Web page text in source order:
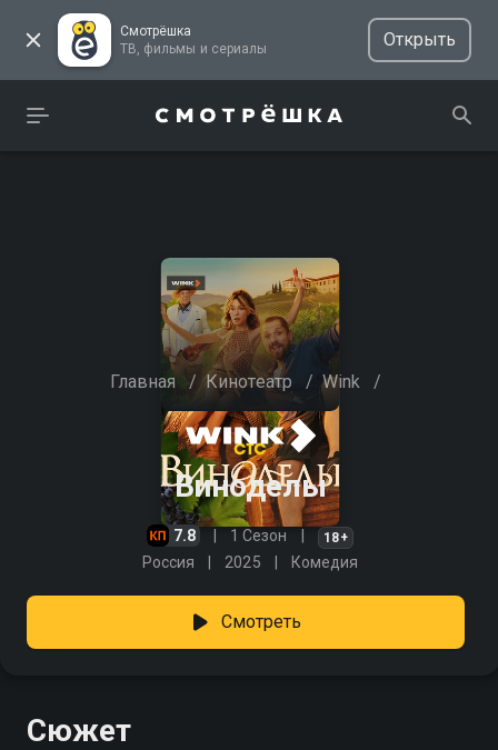
Смотрёшка
ТВ, фильмы и сериалы
Открыть
Главная / Кинотеатр / Wink /
Виноделы
7.8 1 Сезон 18+
Россия 2025 Комедия
Смотреть
Сюжет